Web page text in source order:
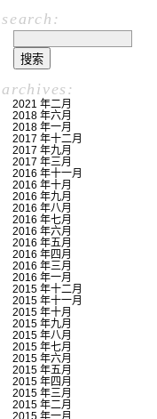
search:
archives:
2021 年二月
2018 年六月
2018 年一月
2017 年十二月
2017 年九月
2017 年三月
2016 年十一月
2016 年十月
2016 年九月
2016 年八月
2016 年七月
2016 年六月
2016 年五月
2016 年四月
2016 年三月
2016 年一月
2015 年十二月
2015 年十一月
2015 年十月
2015 年九月
2015 年八月
2015 年七月
2015 年六月
2015 年五月
2015 年四月
2015 年三月
2015 年二月
2015 年一月